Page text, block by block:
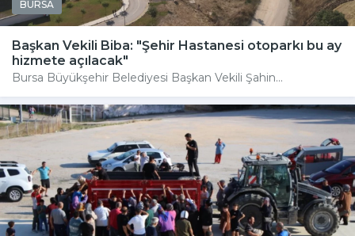
BURSA
Başkan Vekili Biba: "Şehir Hastanesi otoparkı bu ay
hizmete açılacak"
Bursa Büyükşehir Belediyesi Başkan Vekili Şahin...